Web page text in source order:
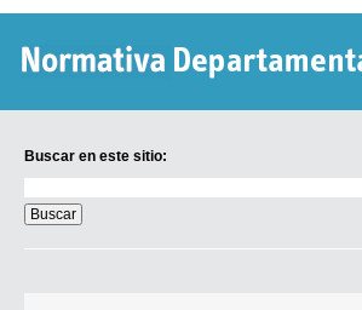
Buscar en este sitio:
en
este
sitio: